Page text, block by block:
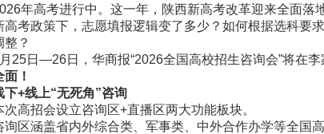
高考进行中。这一年，陕西新高考改革迎来全面落
高考政策下，志愿填报逻辑变了多少？如何根据选科要
整？
日—26日，华商报“2026全国高校招生咨询会”将在李
面！
线上“无死角”咨询
招会设立咨询区+直播区两大功能板块。
涵盖省内外综合类、军事类、中外合作办学等全国高